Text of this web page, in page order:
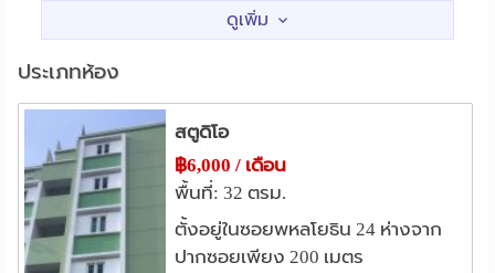
ซอยลาดพร้าว 1 (สังขะวัฒนะ 1)
สถานศึกษา
ม.เซนต์จอห์น 1.8 กม.
สถาบันการบินพลเรือน 3.1 กม.
รร.สารวิทยา 3.4 กม. ม.ศรีปทุม
แหล่งช๊อปปิ้ง
เมเจอร์ รัชโยธิน 0.5 กม. SCB Park Plaza
ประเภทห้อง
สตูดิโอ
฿6,000 / เดือน
พื้นที่: 32 ตรม.
ตั้งอยู่ในซอยพหลโยธิน 24 ห่างจาก
ปากซอยเพียง 200 เมตร